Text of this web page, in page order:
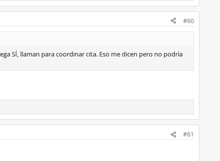
#60
SÍ, llaman para coordinar cita. Eso me dicen pero no podría
#61